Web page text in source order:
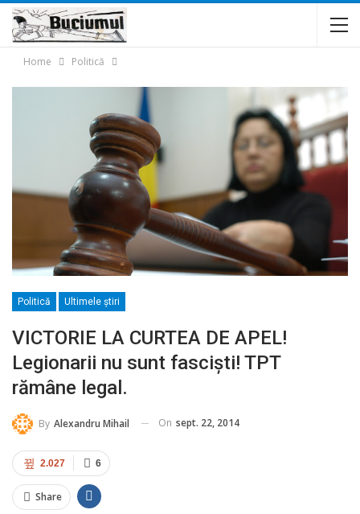
Home Politică
Politică Ultimele ştiri
VICTORIE LA CURTEA DE APEL!
Legionarii nu sunt fascişti! TPT
rămâne legal.
By Alexandru Mihail On sept. 22, 2014
6
2.027
Share